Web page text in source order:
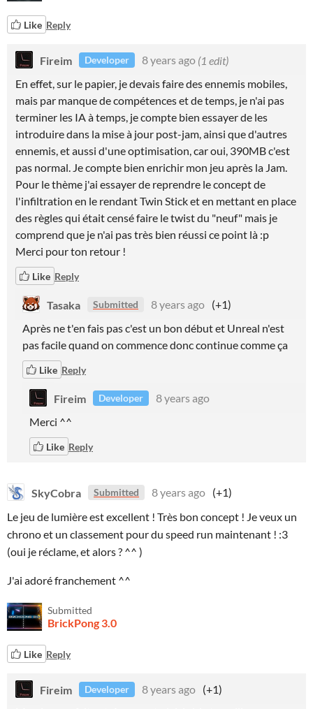
Like Reply
Fireim Developer 8 years ago (1 edit)
En effet, sur le papier, je devais faire des ennemis mobiles,
mais par manque de compétences et de temps, je n'ai pas
terminer les IA à temps, je compte bien essayer de les
introduire dans la mise à jour post-jam, ainsi que d'autres
ennemis, et aussi d'une optimisation, car oui, 390MB c'est
pas normal. Je compte bien enrichir mon jeu après la Jam.
Pour le thème j'ai essayer de reprendre le concept de
l'infiltration en le rendant Twin Stick et en mettant en place
des règles qui était censé faire le twist du "neuf" mais je
comprend que je n'ai pas très bien réussi ce point là :p
Merci pour ton retour !
Like Reply
Tasaka Submitted 8 years ago (+1)
Après ne t'en fais pas c'est un bon début et Unreal n'est
pas facile quand on commence donc continue comme ça
Like Reply
Fireim Developer
8 years ago
Merci ^^
Like Reply
SkyCobra Submitted 8 years ago (+1)
Le jeu de lumière est excellent ! Très bon concept ! Je veux un
chrono et un classement pour du speed run maintenant ! :3
(oui je réclame, et alors ? ^^ )
J'ai adoré franchement ^^
Submitted
BrickPong 3.0
Like Reply
Fireim Developer 8 years ago (+1)